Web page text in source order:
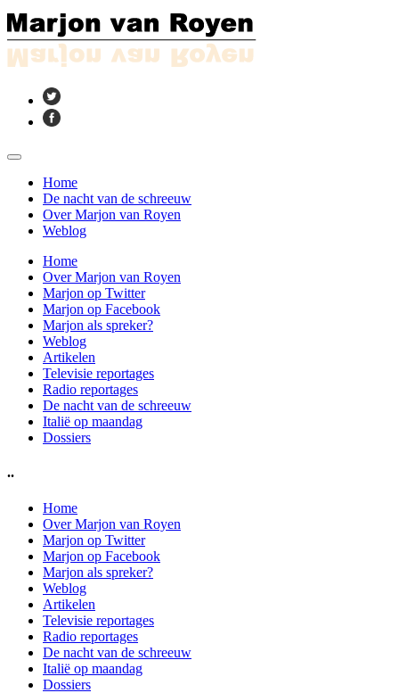
Home
De nacht van de schreeuw
Over Marjon van Royen
Weblog
Home
Over Marjon van Royen
Marjon op Twitter
Marjon op Facebook
Marjon als spreker?
Weblog
Artikelen
Televisie reportages
Radio reportages
De nacht van de schreeuw
Italië op maandag
Dossiers
..
Home
Over Marjon van Royen
Marjon op Twitter
Marjon op Facebook
Marjon als spreker?
Weblog
Artikelen
Televisie reportages
Radio reportages
De nacht van de schreeuw
Italië op maandag
Dossiers